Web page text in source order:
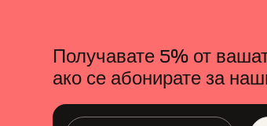
Получавате 5% от
ако се абонирате за